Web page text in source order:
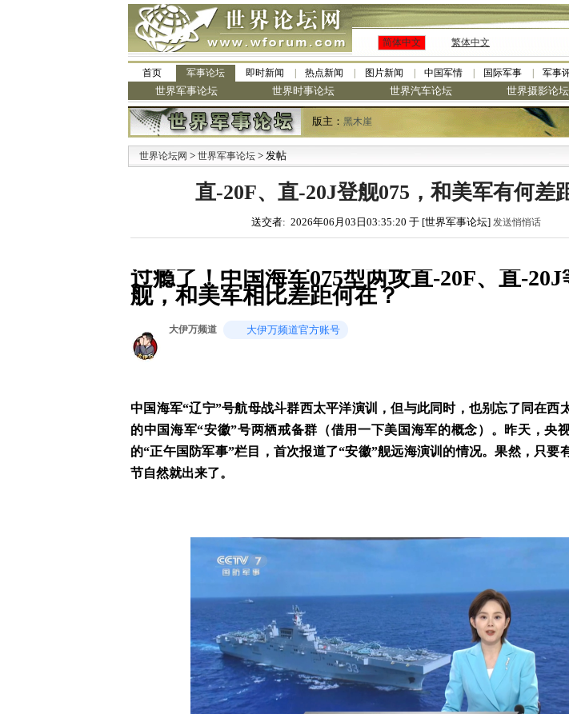
简体中文 繁体中文
首页 军事论坛 即时新闻 热点新闻 图片新闻 中国军情 国际军事 军事
世界军事论坛 世界时事论坛 世界汽车论坛 世界摄影论坛
版主： 黑木崖
世界论坛网 > 世界军事论坛 > 发帖 九阳全新
直-20F、直-20J登舰075，和美军有何差
送交者: 2026年06月03日03:35:20 于 [世界军事论坛] 发送悄悄话
过瘾了！中国海军075型两攻直-20F、直-20J
舰，和美军相比差距何在？
大伊万频道
大伊万频道官方账号
中国海军“辽宁”号航母战斗群西太平洋演训，但与此同时，也别忘了同在西
的中国海军“安徽”号两栖戒备群（借用一下美国海军的概念）。昨天，央
的“正午国防军事”栏目，首次报道了“安徽”舰远海演训的情况。果然，只要
节自然就出来了。